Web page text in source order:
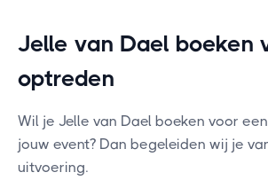
Jelle van Dael boeken
optreden
Wil je Jelle van Dael boeken voor
jouw event? Dan begeleiden wij je
uitvoering.